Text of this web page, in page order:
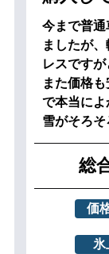
今まで普
ましたが
レスですが
また価格
で本当によ
雪がそろそ
総
価
氷